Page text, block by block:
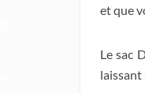
et que
Le sac
laissant